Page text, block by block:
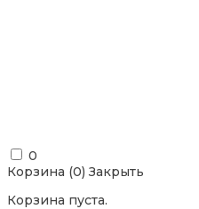
0
Корзина (0) Закрыть
Корзина пуста.